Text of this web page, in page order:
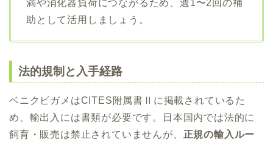
満や消化器負荷につながるため、週1〜2回の補
助として活用しましょう。
法的規制と入手経路
ベニクビガメはCITES附属書Ⅱに掲載されているた
め、輸出入には書類が必要です。日本国内では法的に
飼育・販売は禁止されていませんが、 正規の輸入ルー